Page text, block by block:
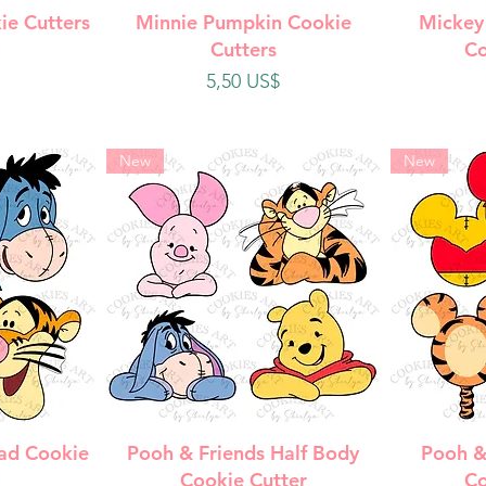
Cutters Vista rápida
Minnie Pumpkin Cookie
Cutters
Precio
5,50 US$
Cookie
Vista rápida
New
Pooh & Friends Half Body
Cookie Cutter
New
Pooh